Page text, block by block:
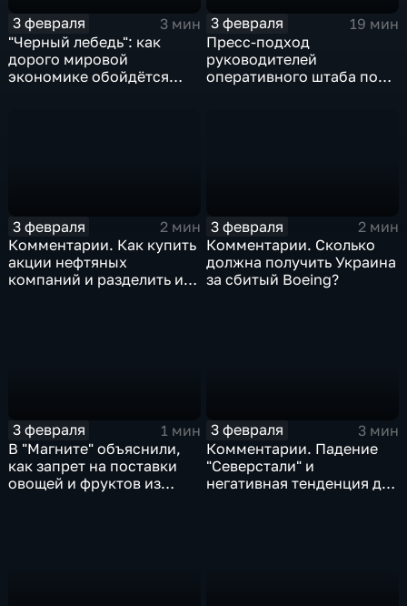
3 февраля
3 мин
"Черный лебедь": как
дорого мировой
экономике обойдётся
3 февраля
19 мин
Пресс-подход
руководителей
оперативного штаба по
3 февраля
2 мин
Комментарии. Как купить
акции нефтяных
компаний и разделить их
3 февраля
2 мин
Комментарии. Сколько
должна получить Украина
за сбитый Boeing?
3 февраля
1 мин
В "Магните" объяснили,
как запрет на поставки
овощей и фруктов из
3 февраля
3 мин
Комментарии. Падение
"Северстали" и
негативная тенденция для